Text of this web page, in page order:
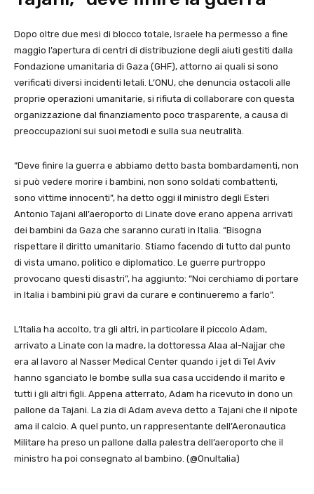
Dopo oltre due mesi di blocco totale, Israele ha permesso a fine
maggio l’apertura di centri di distribuzione degli aiuti gestiti dalla
Fondazione umanitaria di Gaza (GHF), attorno ai quali si sono
verificati diversi incidenti letali. L’ONU, che denuncia ostacoli alle
proprie operazioni umanitarie, si rifiuta di collaborare con questa
organizzazione dal finanziamento poco trasparente, a causa di
preoccupazioni sui suoi metodi e sulla sua neutralità.
“Deve finire la guerra e abbiamo detto basta bombardamenti, non
si può vedere morire i bambini, non sono soldati combattenti,
sono vittime innocenti”, ha detto oggi il ministro degli Esteri
Antonio Tajani all’aeroporto di Linate dove erano appena arrivati
dei bambini da Gaza che saranno curati in Italia. “Bisogna
rispettare il diritto umanitario. Stiamo facendo di tutto dal punto
di vista umano, politico e diplomatico. Le guerre purtroppo
provocano questi disastri”, ha aggiunto: “Noi cerchiamo di portare
in Italia i bambini più gravi da curare e continueremo a farlo”.
L’Italia ha accolto, tra gli altri, in particolare il piccolo Adam,
arrivato a Linate con la madre, la dottoressa Alaa al-Najjar che
era al lavoro al Nasser Medical Center quando i jet di Tel Aviv
hanno sganciato le bombe sulla sua casa uccidendo il marito e
tutti i gli altri figli. Appena atterrato, Adam ha ricevuto in dono un
pallone da Tajani. La zia di Adam aveva detto a Tajani che il nipote
ama il calcio. A quel punto, un rappresentante dell’Aeronautica
Militare ha preso un pallone dalla palestra dell’aeroporto che il
ministro ha poi consegnato al bambino. (@OnuItalia)